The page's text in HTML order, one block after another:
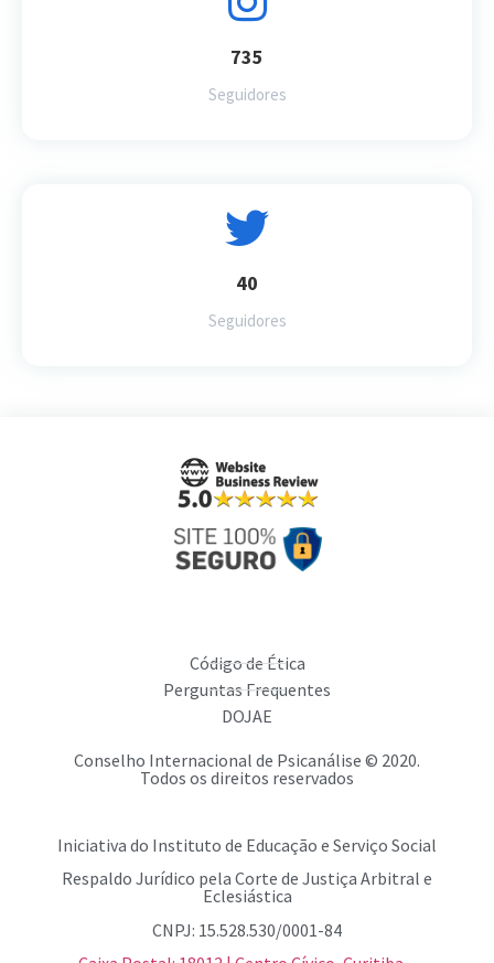
735
Seguidores
40
Seguidores
Código de Ética
Perguntas Frequentes
DOJAE
Conselho Internacional de Psicanálise © 2020.
Todos os direitos reservados
Iniciativa do Instituto de Educação e Serviço Social
Respaldo Jurídico pela Corte de Justiça Arbitral e
Eclesiástica
CNPJ: 15.528.530/0001-84